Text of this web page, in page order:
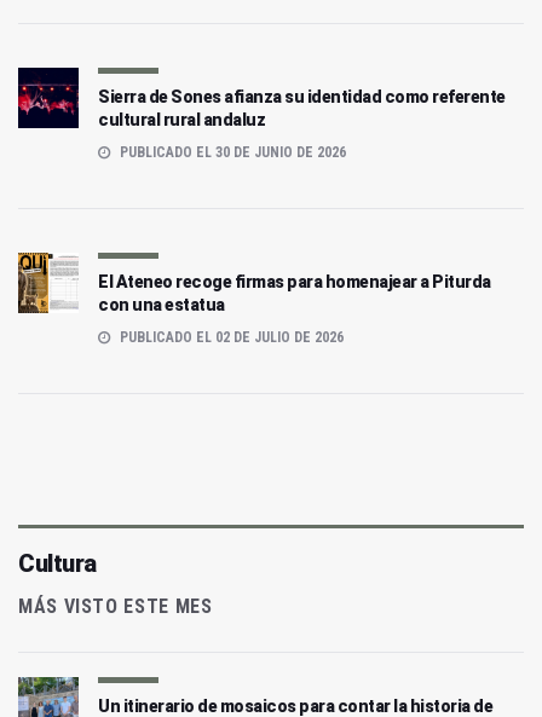
Sierra de Sones afianza su identidad como referente
cultural rural andaluz
PUBLICADO EL 30 DE JUNIO DE 2026
El Ateneo recoge firmas para homenajear a Piturda
con una estatua
PUBLICADO EL 02 DE JULIO DE 2026
Cultura
MÁS VISTO ESTE MES
Un itinerario de mosaicos para contar la historia de